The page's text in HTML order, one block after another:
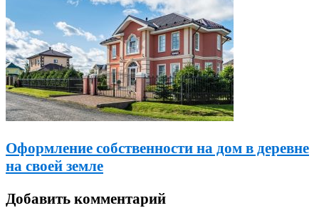
Оформление собственности на дом в деревне
на своей земле
Добавить комментарий